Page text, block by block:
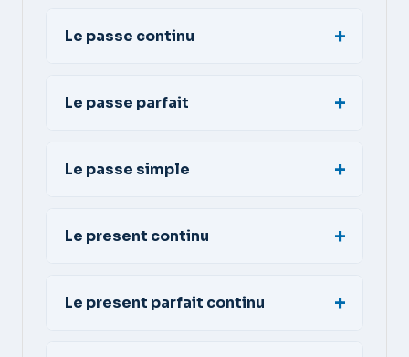
Le passe continu
Le passe parfait
Le passe simple
Le present continu
Le present parfait continu